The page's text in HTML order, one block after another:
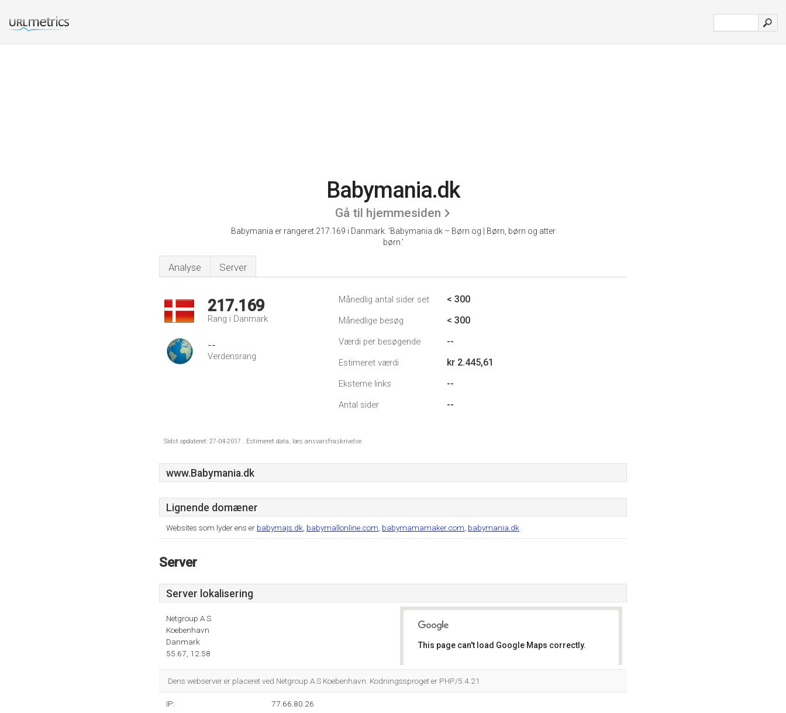
Babymania.dk
Gå til hjemmesiden
Babymania er rangeret 217.169 i Danmark. 'Babymania.dk – Børn og | Børn, børn og atter
børn.'
Analyse Server
217.169
Rang i Danmark
--
Verdensrang
Månedlig antal sider set < 300
Månedlige besøg < 300
Værdi per besøgende --
Estimeret værdi kr 2.445,61
Eksterne links --
Antal sider --
Sidst opdateret: 27-04-2017 . Estimeret data, læs ansvarsfraskrivelse.
www.Babymania.dk
Lignende domæner
Websites som lyder ens er babymajs.dk babymallonline.com babymamamaker.com babymania.dk
Server
Server lokalisering
Netgroup A S
Koebenhavn
Danmark
55.67, 12.58
This page can't load Google Maps correctly.
Dens webserver er placeret ved Netgroup A S Koebenhavn. Kodningssproget er PHP/5.4.21
IP: 77.66.80.26